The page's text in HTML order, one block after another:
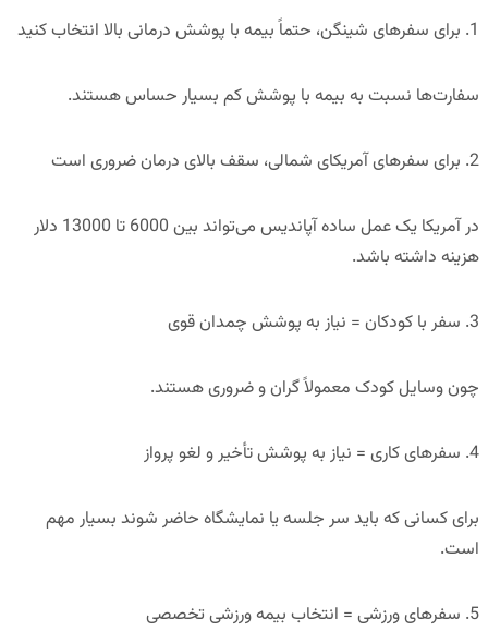
1. برای سفرهای شینگن، حتماً بیمه با پوشش درمانی بالا انتخاب کنید
سفارت‌ها نسبت به بیمه با پوشش کم بسیار حساس هستند.
2. برای سفرهای آمریکای شمالی، سقف بالای درمان ضروری است
در آمریکا یک عمل ساده آپاندیس می‌تواند بین 6000 تا 13000 دلار
هزینه داشته باشد.
3. سفر با کودکان = نیاز به پوشش چمدان قوی
چون وسایل کودک معمولاً گران و ضروری هستند.
4. سفرهای کاری = نیاز به پوشش تأخیر و لغو پرواز
برای کسانی که باید سر جلسه یا نمایشگاه حاضر شوند بسیار مهم
است.
5. سفرهای ورزشی = انتخاب بیمه ورزشی تخصصی